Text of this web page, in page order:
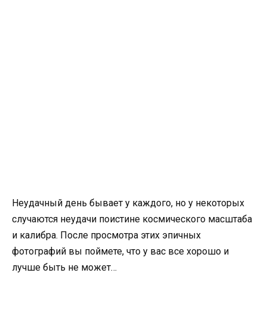
Неудачный день бывает у каждого, но у некоторых
случаются неудачи поистине космического масштаба
и калибра. После просмотра этих эпичных
фотографий вы поймете, что у вас все хорошо и
лучше быть не может…